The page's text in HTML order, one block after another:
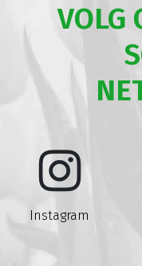
VOLG
Instagram